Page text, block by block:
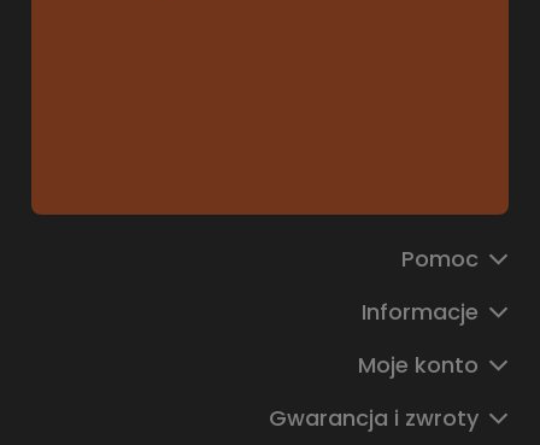
Pomoc
Informacje
Moje konto
Gwarancja i zwroty